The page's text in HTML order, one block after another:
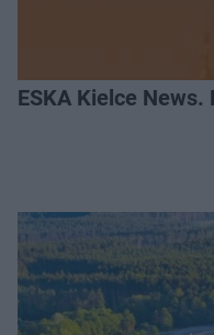
ESKA Kielce News.